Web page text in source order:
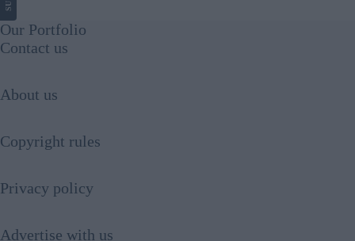
Our Portfolio
Contact us
About us
Copyright rules
Privacy policy
Advertise with us